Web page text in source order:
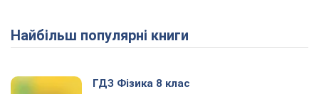
Найбільш популярні книги
ГДЗ Фізика 8 клас